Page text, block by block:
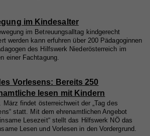
im Kindesalter
im Betreuungsalltag kindgerecht
werden kann erfuhren über 200 Pädagoginnen
des Hilfswerk Niederösterreich im
einer Fachtagung.
Vorlesens: Bereits 250
lesen mit Kindern
März findet österreichweit der „Tag des
statt. Mit dem ehrenamtlichen Angebot
Lesezeit“ stellt das Hilfswerk NÖ das
Lesen und Vorlesen in den Vordergrund.